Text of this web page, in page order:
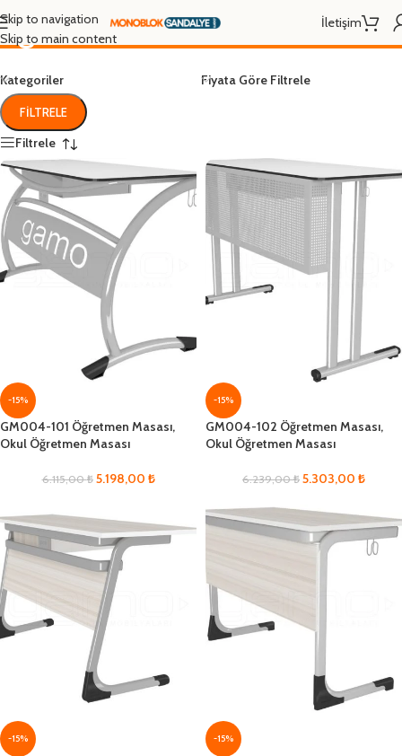
Skip to navigation
Skip to main content
İletişim
öğretmen odası masası
Kategoriler Fiyata Göre Filtrele
FILTRELE
Filtrele
-15%
GM004-101 Öğretmen Masası,
Okul Öğretmen Masası
6.115,00₺ 5.198,00 ₺
-15%
GM004-102 Öğretmen Masası,
Okul Öğretmen Masası
6.239,00₺ 5.303,00 ₺
-15% -15%